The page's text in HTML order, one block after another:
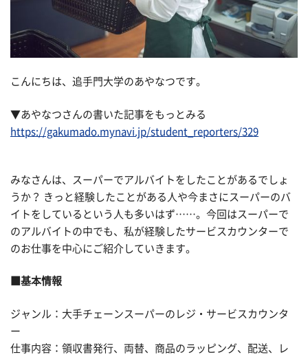
こんにちは、追手門大学のあやなつです。
▼あやなつさんの書いた記事をもっとみる
https://gakumado.mynavi.jp/student_reporters/329
みなさんは、スーパーでアルバイトをしたことがあるでしょ
うか？ きっと経験したことがある人や今まさにスーパーのバ
イトをしているという人も多いはず……。今回はスーパーで
のアルバイトの中でも、私が経験したサービスカウンターで
のお仕事を中心にご紹介していきます。
■基本情報
ジャンル：大手チェーンスーパーのレジ・サービスカウンタ
ー
仕事内容：領収書発行、両替、商品のラッピング、配送、レ